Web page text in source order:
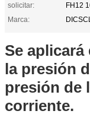
solicitar:
FH12
Marca:
Se
la presión
presión de
corriente.